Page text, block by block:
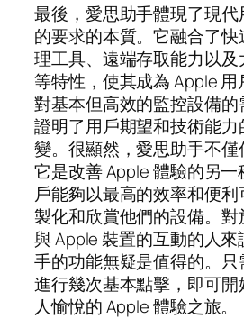
最後，愛思助手體現了現
的要求的本質。它融合了
理工具、遠端存取能力以
等特性，使其成為 Apple 用
對基本但高效的監控設備的
證明了用戶期望和技術能
變。很顯然，愛思助手不僅
它是改善 Apple 體驗的另
戶能夠以最高的效率和便
製化和欣賞他們的設備。
與 Apple 裝置的互動的人
手的功能無疑是值得的。
進行幾次基本點擊，即可
人愉悅的 Apple 體驗之旅。